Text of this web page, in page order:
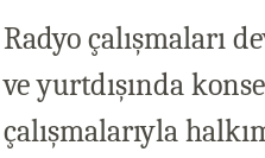
Radyo çalışmaları
ve yurtdışında
çalışmalarıyla